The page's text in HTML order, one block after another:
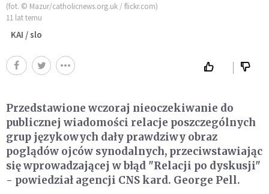
(fot. © Mazur/catholicnews.org.uk / flickr.com)
11 lat temu
KAI / slo
Przedstawione wczoraj nieoczekiwanie do
publicznej wiadomości relacje poszczególnych
grup językowych dały prawdziwy obraz
poglądów ojców synodalnych, przeciwstawiając
się wprowadzającej w błąd "Relacji po dyskusji"
- powiedział agencji CNS kard. George Pell.